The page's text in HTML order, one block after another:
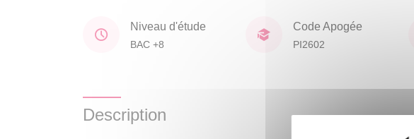
Niveau d'étude
BAC +8
Code Apogée
PI2602
Description